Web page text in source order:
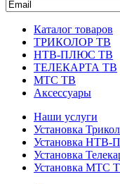
Каталог товаров
ТРИКОЛОР ТВ
НТВ-ПЛЮС ТВ
ТЕЛЕКАРТА ТВ
МТС ТВ
Аксессуары
Наши услуги
Установка
Установка НТВ-
Установка
Установка МТС